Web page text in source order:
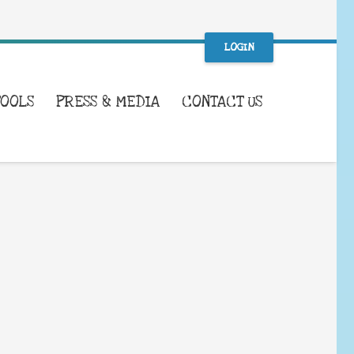
LOGIN
PRESS & MEDIA CONTACT US